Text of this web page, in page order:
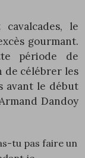
le
gourmant.
période de
de célébrer les
avant le début
Dandoy
tu pas faire un